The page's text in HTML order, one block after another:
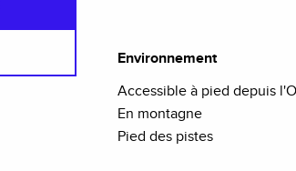
Environnement
Environnement
Accessible à pied depuis
En montagne
Pied des pistes